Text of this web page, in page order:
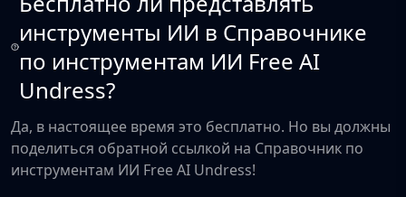
инструменты ИИ в Справочнике
по инструментам ИИ Free AI
Undress?
Да, в настоящее время это бесплатно. Но вы должны
поделиться обратной ссылкой на Справочник по
инструментам ИИ Free AI Undress!